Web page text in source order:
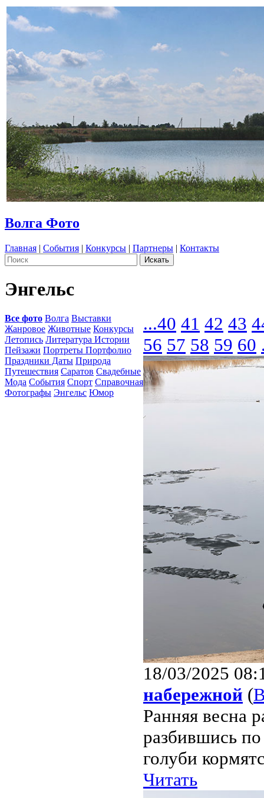
Волга Фото
Главная | События | Конкурсы | Партнеры | Контакты
Энгельс
Все фото Волга Выставки
Жанровое Животные Конкурсы
Летопись Литература Истории
Пейзажи Портреты Портфолио
Праздники Даты Природа
Путешествия Саратов Свадебные
Мода События Спорт Справочная
Фотографы Энгельс Юмор
...40 41 42 43
56 57 58 59 60
18/03/2025
набережной (
Ранняя весна
разбившись
голуби
Читать